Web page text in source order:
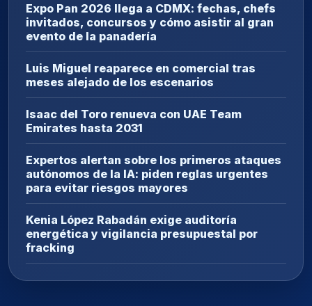
Expo Pan 2026 llega a CDMX: fechas, chefs
invitados, concursos y cómo asistir al gran
evento de la panadería
Luis Miguel reaparece en comercial tras
meses alejado de los escenarios
Isaac del Toro renueva con UAE Team
Emirates hasta 2031
Expertos alertan sobre los primeros ataques
autónomos de la IA: piden reglas urgentes
para evitar riesgos mayores
Kenia López Rabadán exige auditoría
energética y vigilancia presupuestal por
fracking